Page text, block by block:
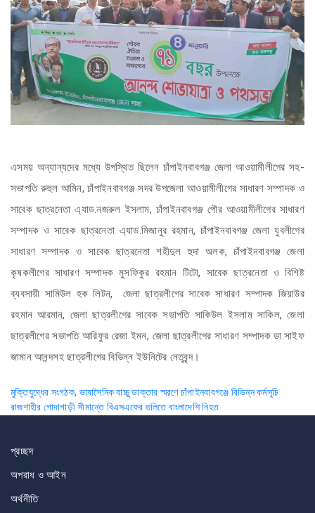
এসময় অন্যান্যদের মধ্যে উপস্থিত ছিলেন চাঁপাইনবাবগঞ্জ জেলা আওয়ামীলীগের সহ-
সভাপতি রুহুল আমিন, চাঁপাইনবাবগঞ্জ সদর উপজেলা আওয়ামীলীগের সাধারণ সম্পাদক ও
সাবেক ছাত্রনেতা এ্যাড.নজরুল ইসলাম, চাঁপাইনবাবগঞ্জ পৌর আওয়ামীলীগের সাধারণ
সম্পাদক ও সাবেক ছাত্রনেতা এ্যাড.মিজানুর রহমান, চাঁপাইনবাবগঞ্জ জেলা যুবলীগের
সাধারণ সম্পাদক ও সাবেক ছাত্রনেতা শহীদুল হুদা অলক, চাঁপাইনবাবগঞ্জ জেলা
কৃষকলীগের সাধারণ সম্পাদক মুসফিকুর রহমান টিটো, সাবেক ছাত্রনেতা ও বিশিষ্ট
ব্যবসায়ী সামিউল হক লিটন, জেলা ছাত্রলীগের সাবেক সাধারণ সম্পাদক জিয়াউর
রহমান আরমান, জেলা ছাত্রলীগের সাবেক সভাপতি সাকিউল ইসলাম সাকিল, জেলা
ছাত্রলীগের সভাপতি আরিফুর রেজা ইমন, জেলা ছাত্রলীগের সাধারণ সম্পাদক ডা.সাইফ
জামান আনন্দসহ ছাত্রলীগের বিভিন্ন ইউনিটের নেতৃবৃন্দ।
Post
navigation
মুক্তিযুদ্ধের সংগঠক, ভাষাসৈনিক বাচ্চু ডাক্তার স্মরণে চাঁপাইনবাবগঞ্জে বিভিন্ন কর্মসূচি
রাজশাহীর গোদাগাড়ী সীমান্তে বিএসএফের গুলিতে বাংলাদেশি নিহত
প্রচ্ছদ
অপরাধ ও আইন
অর্থনীতি